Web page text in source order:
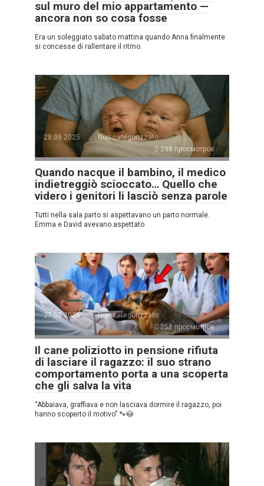
sul muro del mio appartamento —
ancora non so cosa fosse
Era un soleggiato sabato mattina quando Anna finalmente
si concesse di rallentare il ritmo.
28.09.2025
Non categorizzato
298 просмотров
Quando nacque il bambino, il medico
indietreggiò scioccato… Quello che
videro i genitori li lasciò senza parole
Tutti nella sala parto si aspettavano un parto normale.
Emma e David avevano aspettato
27.08.2025
Non categorizzato
258 просмотров
Il cane poliziotto in pensione rifiuta
di lasciare il ragazzo: il suo strano
comportamento porta a una scoperta
che gli salva la vita
“Abbaiava, graffiava e non lasciava dormire il ragazzo, poi
hanno scoperto il motivo” 🐾😳